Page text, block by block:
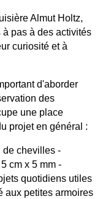
Almut Holtz,
pas à des activités
curiosité et à
d'aborder
des
une place
projet en général :
de chevilles -
cm x 5 mm -
quotidiens utiles
aux petites armoires